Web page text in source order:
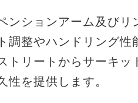
ンションアーム及び
調整やハンドリング
トリートからサーキ
性を提供します。